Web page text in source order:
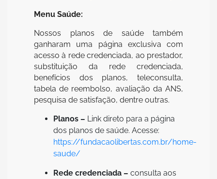
Menu Saúde:
Nossos planos de saúde também
ganharam uma página exclusiva com
acesso à rede credenciada, ao prestador,
substituição da rede credenciada,
benefícios dos planos, teleconsulta,
tabela de reembolso, avaliação da ANS,
pesquisa de satisfação, dentre outras.
Planos – Link direto para a página
dos planos de saúde. Acesse:
https://fundacaolibertas.com.br/home-
saude/
Rede credenciada – consulta aos